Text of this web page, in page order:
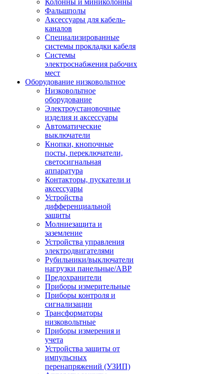
Колонны и миниколонны
Фальшполы
Аксессуары для кабель-
каналов
Специализированные
системы прокладки кабеля
Системы
электроснабжения рабочих
мест
Оборудование низковольтное
Низковольтное
оборудование
Электроустановочные
изделия и аксессуары
Автоматические
выключатели
Кнопки, кнопочные
посты, переключатели,
светосигнальная
аппаратура
Контакторы, пускатели и
аксессуары
Устройства
дифференциальной
защиты
Молниезащита и
заземление
Устройства управления
электродвигателями
Рубильники/выключатели
нагрузки панельные/АВР
Предохранители
Приборы измерительные
Приборы контроля и
сигнализации
Трансформаторы
низковольтные
Приборы измерения и
учета
Устройства защиты от
импульсных
перенапряжений (УЗИП)